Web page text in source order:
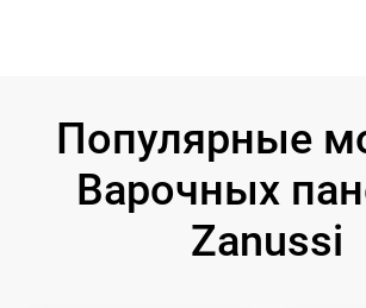
Популярные
Варочных
Zanussi